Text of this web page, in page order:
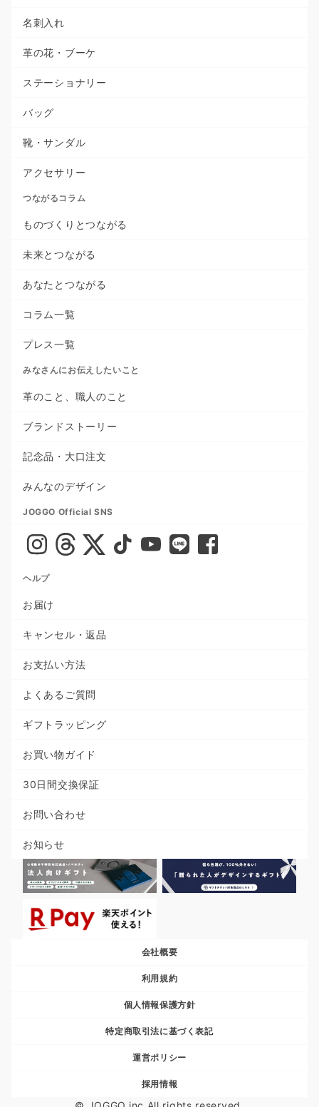
名刺入れ
革の花・ブーケ
ステーショナリー
バッグ
靴・サンダル
アクセサリー
つながるコラム
ものづくりとつながる
未来とつながる
あなたとつながる
コラム一覧
プレス一覧
みなさんにお伝えしたいこと
革のこと、職人のこと
ブランドストーリー
記念品・大口注文
みんなのデザイン
JOGGO Official SNS
ヘルプ
お届け
キャンセル・返品
お支払い方法
よくあるご質問
ギフトラッピング
お買い物ガイド
30日間交換保証
お問い合わせ
お知らせ
会社概要
利用規約
個人情報保護方針
特定商取引法に基づく表記
運営ポリシー
採用情報